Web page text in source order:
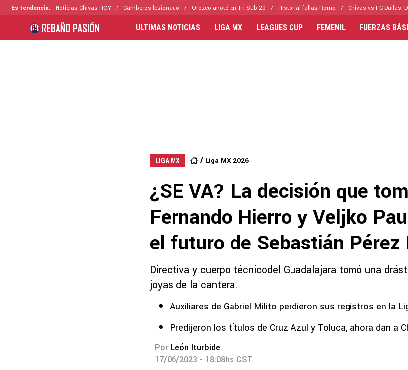
Es tendencia: Noticias Chivas HOY Camberos lesionado Orozco anotó en Tri Sub-20 Historial fallas Romo Chivas vs FC Dallas:
ULTIMAS NOTICIAS LIGA MX LEAGUES CUP FEMENIL FUERZAS
LIGA MX Liga MX 2026
¿SE VA? La decisión que
Fernando Hierro y Veljko
el futuro de Sebastián Pérez
Directiva y cuerpo técnicodel Guadalajara tomó una
joyas de la cantera.
Auxiliares de Gabriel Milito perdieron sus registros en la
Predijeron los títulos de Cruz Azul y Toluca, ahora dan a
Por León Iturbide
17/06/2023 - 18:08hs CST